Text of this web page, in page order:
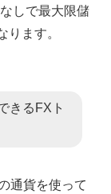
しで最大限儲
ります。
きるFXト
通貨を使って